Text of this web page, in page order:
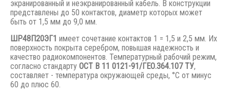
экранированный и неэкранированный кабель. В конструкции
представлены до 50 контактов, диаметр которых может
быть от 1,5 мм до 9,0 мм.
ШР48П20ЭГ1 имеет сочетание контактов 1 = 1,5 и 2,5 мм. Их
поверхность покрыта серебром, повышая надежность и
качество радиокомпонентов. Температурный рабочий режим,
согласно стандарту ОСТ В 11 0121-91/ГЕО.364.107 ТУ,
составляет - температура окружающей среды, °С от минус
60 до плюс 60.